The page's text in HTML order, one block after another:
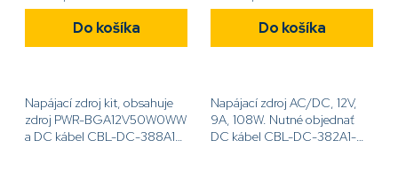
Do košíka
Napájací zdroj kit, obsahuje
zdroj PWR-BGA12V50W0WW
a DC kábel CBL-DC-388A1-
Do košíka
Napájací zdroj AC/DC, 12V,
9A, 108W. Nutné objednať
DC kábel CBL-DC-382A1-